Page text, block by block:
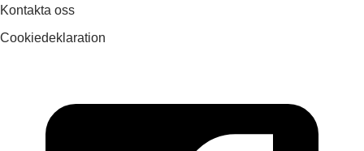
Kontakta oss
Cookiedeklaration